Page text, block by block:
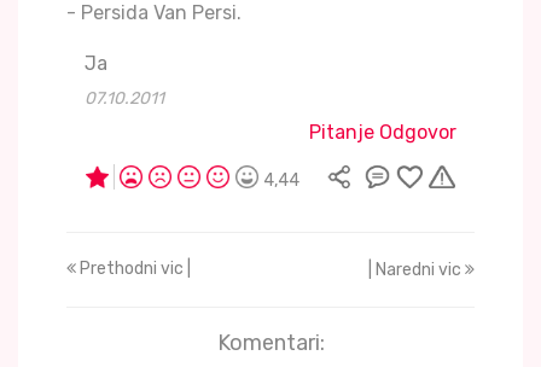
- Persida Van Persi.
Ja
07.10.2011
Pitanje Odgovor
4,44
Prethodni vic | | Naredni vic
Komentari: